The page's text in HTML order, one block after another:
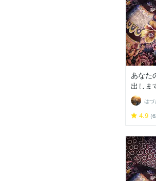
あなた
出しま
はづ
4.9